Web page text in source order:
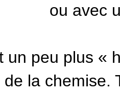
ou avec
un peu plus «
la chemise.